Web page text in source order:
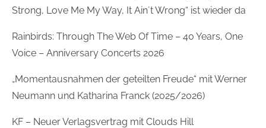
Strong, Love Me My Way, It Ain´t Wrong“ ist wieder da
Rainbirds: Through The Web Of Time – 40 Years, One
Voice – Anniversary Concerts 2026
„Momentausnahmen der geteilten Freude“ mit Werner
Neumann und Katharina Franck (2025/2026)
KF – Neuer Verlagsvertrag mit Clouds Hill